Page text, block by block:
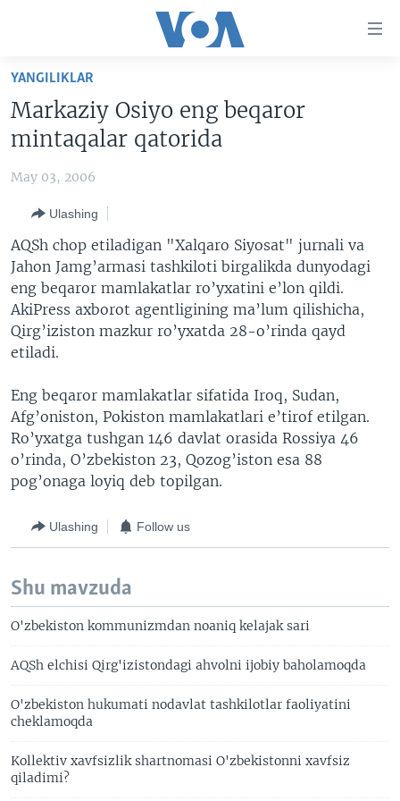
Boshiga
Qidiruvga
o'ting
VATANDOSHLAR
MULTIMEDIA
AMERIKA MANZARALARI
XALQARO HAYOT
VASHINGTON CHOYXONASI
VIDEO
XABARLAR SURATLARDA
IJTIMOIY TARMOQLAR
FACEBOOK
YOUTUBE
ODNOKLASSNIKI
TELEGRAM
TWITTER
INGLIZ TILI DARSLARI
EDITORIAL
Learning English
YANGILIKLAR
Markaziy Osiyo eng beqaror
mintaqalar qatorida
May 03, 2006
Ulashing
AQSh chop etiladigan "Xalqaro Siyosat" jurnali va
Jahon Jamg’armasi tashkiloti birgalikda dunyodagi
eng beqaror mamlakatlar ro’yxatini e’lon qildi.
AkiPress axborot agentligining ma’lum qilishicha,
Qirg’iziston mazkur ro’yxatda 28-o’rinda qayd
etiladi.
Eng beqaror mamlakatlar sifatida Iroq, Sudan,
Afg’oniston, Pokiston mamlakatlari e’tirof etilgan.
Ro’yxatga tushgan 146 davlat orasida Rossiya 46
o’rinda, O’zbekiston 23, Qozog’iston esa 88
pog’onaga loyiq deb topilgan.
Ulashing Follow us
Shu mavzuda
O'zbekiston kommunizmdan noaniq kelajak sari
AQSh elchisi Qirg'izistondagi ahvolni ijobiy baholamoqda
O'zbekiston hukumati nodavlat tashkilotlar faoliyatini
cheklamoqda
Kollektiv xavfsizlik shartnomasi O'zbekistonni xavfsiz
qiladimi?